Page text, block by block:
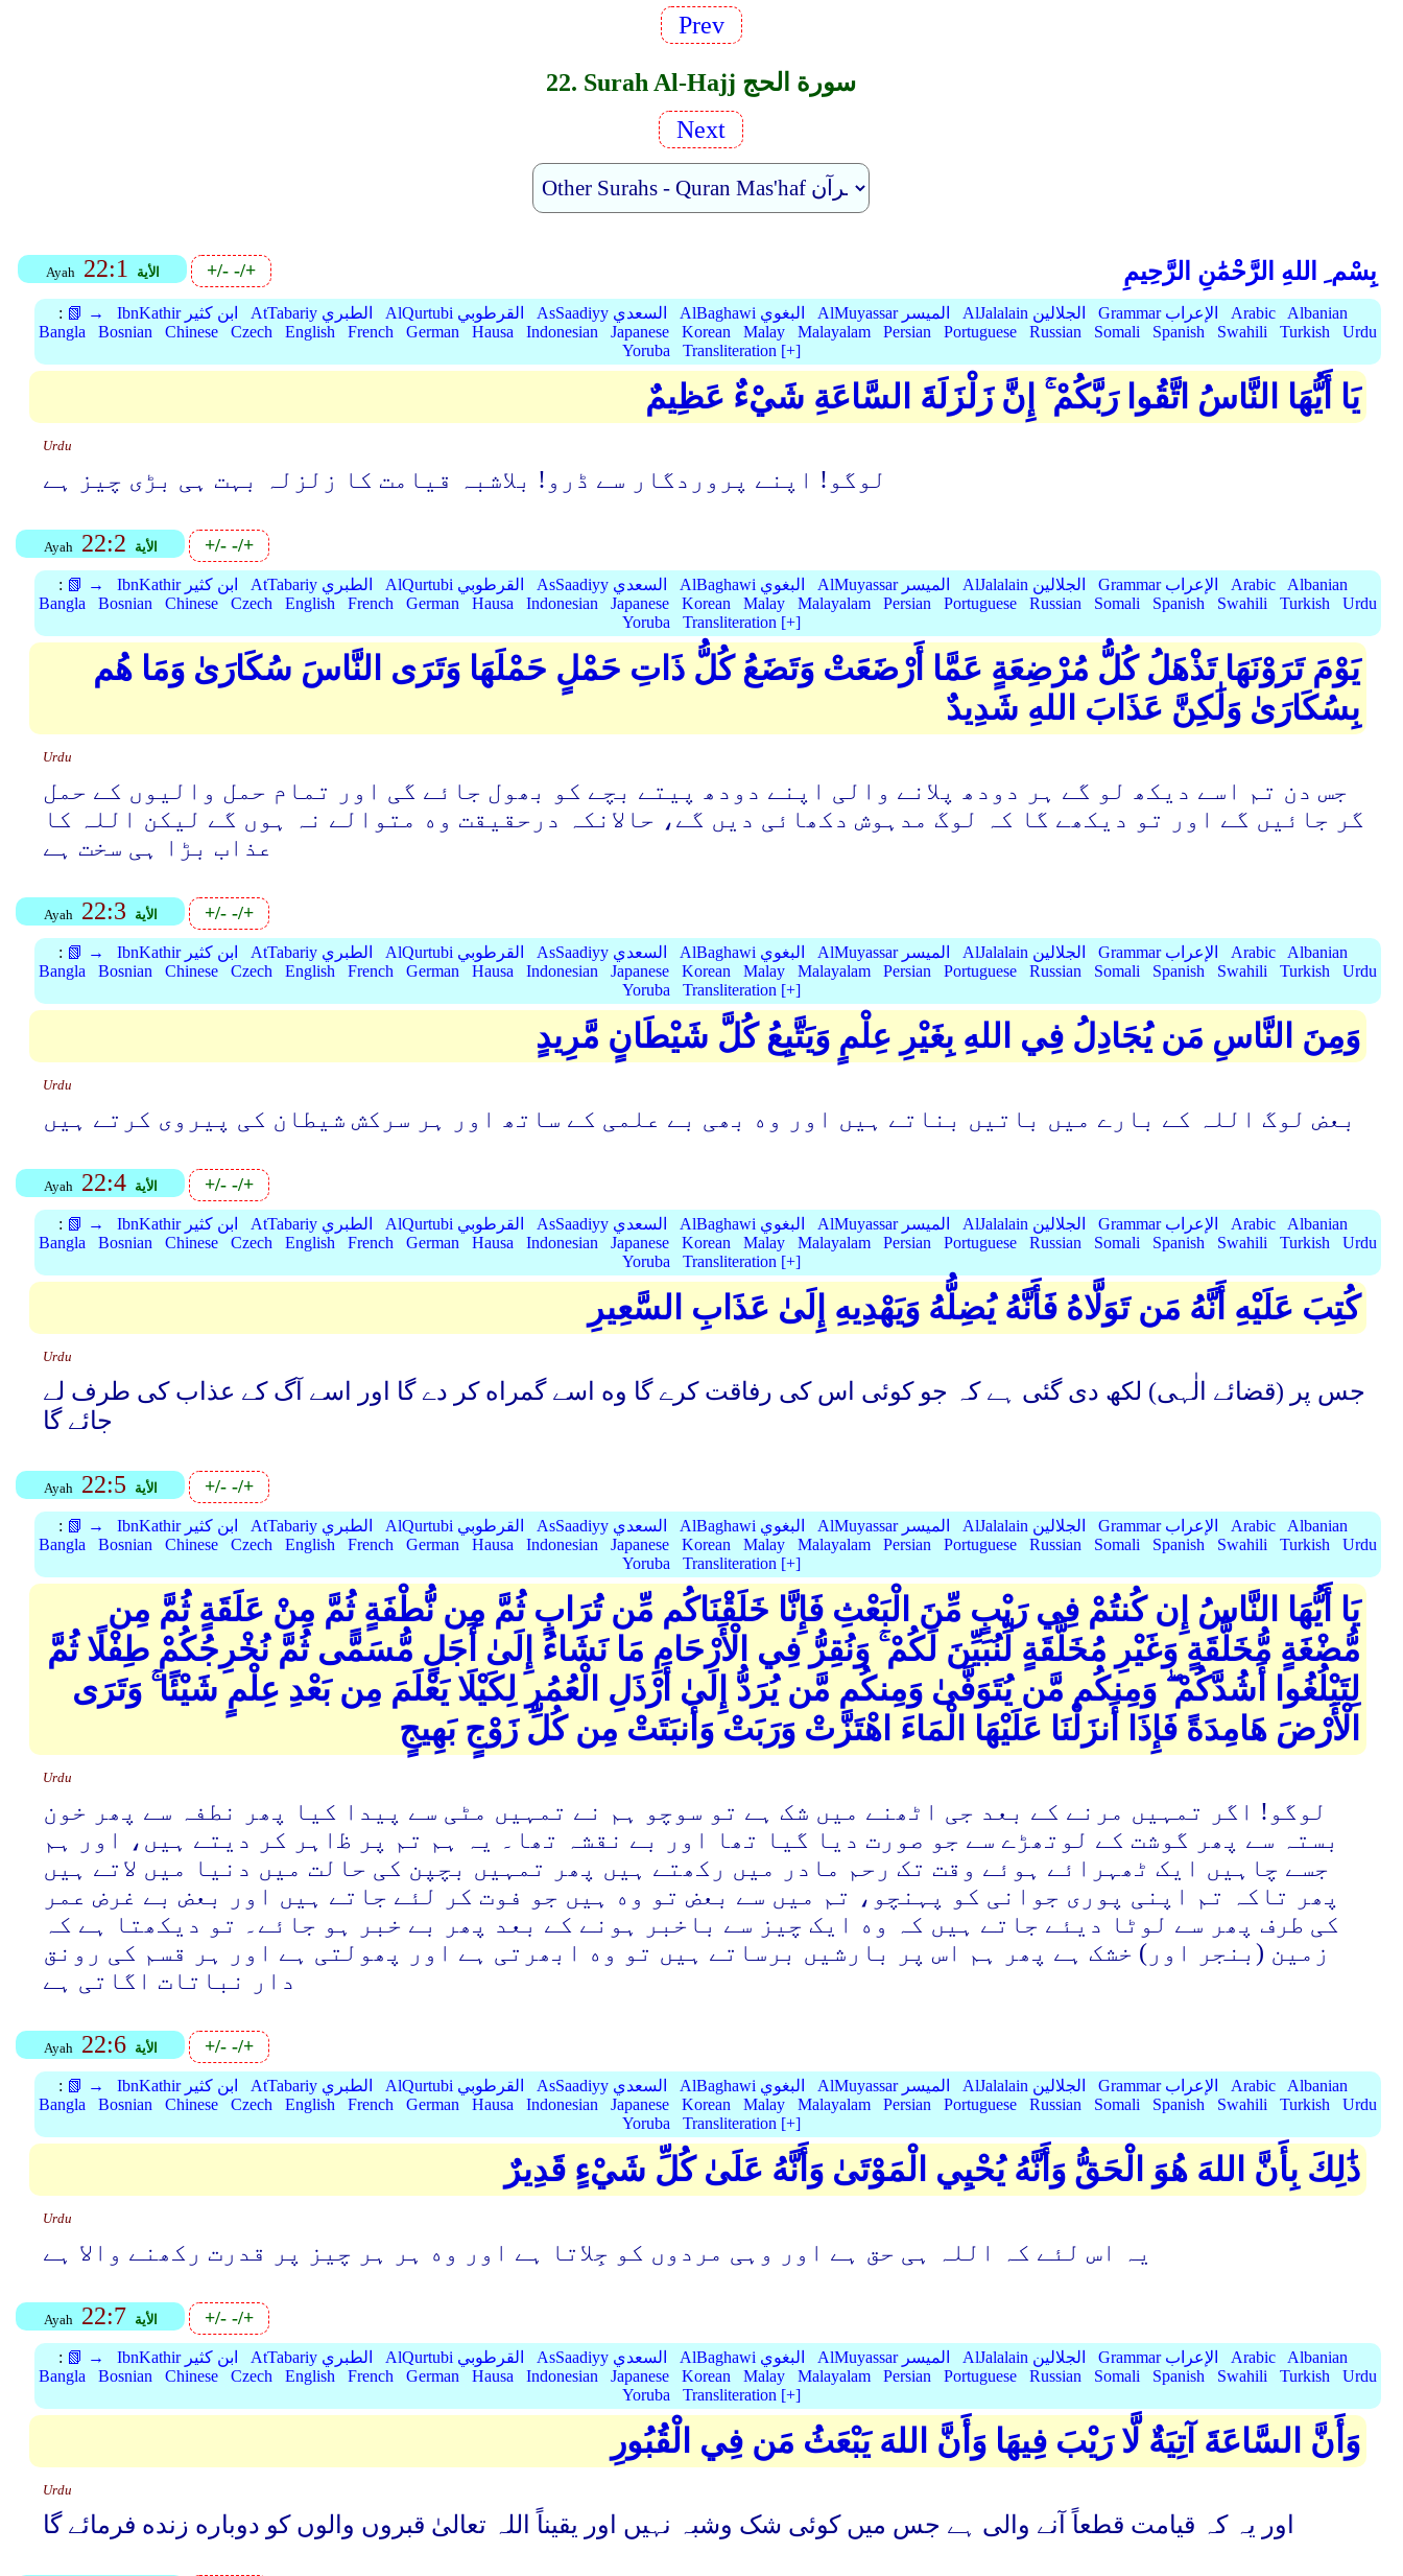
Prev
22. Surah Al-Hajj سورة الحج
Next
Ayah 22:1 الأية +/--/+ بِسْم ِ اللهِ الرَّحْمَٰنِ الرَّحِيمِ
: 📗 → IbnKathir ابن كثير AtTabariy الطبري AlQurtubi القرطوبي AsSaadiyy السعدي AlBaghawi البغوي AlMuyassar الميسر AlJalalain الجلالين Grammar الإعراب Arabic
Albanian
Bangla
Bosnian Chinese Czech English French German Hausa Indonesian Japanese Korean Malay Malayalam Persian Portuguese Russian Somali Spanish Swahili Turkish
Urdu
Yoruba
Transliteration [+]
يَا أَيُّهَا النَّاسُ اتَّقُوا رَبَّكُمْ ۚ إِنَّ زَلْزَلَةَ السَّاعَةِ شَيْءٌ عَظِيمٌ
Urdu
لوگو! اپنے پروردگار سے ڈرو! بلاشبہ قیامت کا زلزلہ بہت ہی بڑی چیز ہے
Ayah 22:2 الأية +/--/+
: 📗 → IbnKathir ابن كثير AtTabariy الطبري AlQurtubi القرطوبي AsSaadiyy السعدي AlBaghawi البغوي AlMuyassar الميسر AlJalalain الجلالين Grammar الإعراب Arabic
Albanian
Bangla
Bosnian Chinese Czech English French German Hausa Indonesian Japanese Korean Malay Malayalam Persian Portuguese Russian Somali Spanish Swahili Turkish
Urdu
Yoruba
Transliteration [+]
يَوْمَ تَرَوْنَهَا تَذْهَلُ كُلُّ مُرْضِعَةٍ عَمَّا أَرْضَعَتْ وَتَضَعُ كُلُّ ذَاتِ حَمْلٍ حَمْلَهَا وَتَرَى النَّاسَ سُكَارَىٰ وَمَا هُم
بِسُكَارَىٰ وَلَٰكِنَّ عَذَابَ اللهِ شَدِيدٌ
Urdu
جس دن تم اسے دیکھ لو گے ہر دودھ پلانے والی اپنے دودھ پیتے بچے کو بھول جائے گی اور تمام حمل والیوں کے حمل
گر جائیں گے اور تو دیکھے گا کہ لوگ مدہوش دکھائی دیں گے، حاﻻنکہ درحقیقت وه متوالے نہ ہوں گے لیکن اللہ کا
عذاب بڑا ہی سخت ہے
Ayah 22:3 الأية +/--/+
: 📗 → IbnKathir ابن كثير AtTabariy الطبري AlQurtubi القرطوبي AsSaadiyy السعدي AlBaghawi البغوي AlMuyassar الميسر AlJalalain الجلالين Grammar الإعراب Arabic
Albanian
Bangla
Bosnian Chinese Czech English French German Hausa Indonesian Japanese Korean Malay Malayalam Persian Portuguese Russian Somali Spanish Swahili Turkish
Urdu
Yoruba
Transliteration [+]
وَمِنَ النَّاسِ مَن يُجَادِلُ فِي اللهِ بِغَيْرِ عِلْمٍ وَيَتَّبِعُ كُلَّ شَيْطَانٍ مَّرِيدٍ
Urdu
بعض لوگ اللہ کے بارے میں باتیں بناتے ہیں اور وه بھی بے علمی کے ساتھ اور ہر سرکش شیطان کی پیروی کرتے ہیں
Ayah 22:4 الأية +/--/+
: 📗 → IbnKathir ابن كثير AtTabariy الطبري AlQurtubi القرطوبي AsSaadiyy السعدي AlBaghawi البغوي AlMuyassar الميسر AlJalalain الجلالين Grammar الإعراب Arabic
Albanian
Bangla
Bosnian Chinese Czech English French German Hausa Indonesian Japanese Korean Malay Malayalam Persian Portuguese Russian Somali Spanish Swahili Turkish
Urdu
Yoruba
Transliteration [+]
كُتِبَ عَلَيْهِ أَنَّهُ مَن تَوَلَّاهُ فَأَنَّهُ يُضِلُّهُ وَيَهْدِيهِ إِلَىٰ عَذَابِ السَّعِيرِ
Urdu
جس پر (قضائے الٰہی) لکھ دی گئی ہے کہ جو کوئی اس کی رفاقت کرے گا وه اسے گمراه کر دے گا اور اسے آگ کے عذاب کی طرف لے
جائے گا
Ayah 22:5 الأية +/--/+
: 📗 → IbnKathir ابن كثير AtTabariy الطبري AlQurtubi القرطوبي AsSaadiyy السعدي AlBaghawi البغوي AlMuyassar الميسر AlJalalain الجلالين Grammar الإعراب Arabic
Albanian
Bangla
Bosnian Chinese Czech English French German Hausa Indonesian Japanese Korean Malay Malayalam Persian Portuguese Russian Somali Spanish Swahili Turkish
Urdu
Yoruba
Transliteration [+]
يَا أَيُّهَا النَّاسُ إِن كُنتُمْ فِي رَيْبٍ مِّنَ الْبَعْثِ فَإِنَّا خَلَقْنَاكُم مِّن تُرَابٍ ثُمَّ مِن نُّطْفَةٍ ثُمَّ مِنْ عَلَقَةٍ ثُمَّ مِن
مُّضْغَةٍ مُّخَلَّقَةٍ وَغَيْرِ مُخَلَّقَةٍ لِّنُبَيِّنَ لَكُمْ ۚ وَنُقِرُّ فِي الْأَرْحَامِ مَا نَشَاءُ إِلَىٰ أَجَلٍ مُّسَمًّى ثُمَّ نُخْرِجُكُمْ طِفْلًا ثُمَّ
لِتَبْلُغُوا أَشُدَّكُمْ ۖ وَمِنكُم مَّن يُتَوَفَّىٰ وَمِنكُم مَّن يُرَدُّ إِلَىٰ أَرْذَلِ الْعُمُرِ لِكَيْلَا يَعْلَمَ مِن بَعْدِ عِلْمٍ شَيْئًا ۚ وَتَرَى
الْأَرْضَ هَامِدَةً فَإِذَا أَنزَلْنَا عَلَيْهَا الْمَاءَ اهْتَزَّتْ وَرَبَتْ وَأَنبَتَتْ مِن كُلِّ زَوْجٍ بَهِيجٍ
Urdu
لوگو! اگر تمہیں مرنے کے بعد جی اٹھنے میں شک ہے تو سوچو ہم نے تمہیں مٹی سے پیدا کیا پھر نطفہ سے پھر خون
بستہ سے پھر گوشت کے لوتھڑے سے جو صورت دیا گیا تھا اور بے نقشہ تھا۔ یہ ہم تم پر ﻇاہر کر دیتے ہیں، اور ہم
جسے چاہیں ایک ٹھہرائے ہوئے وقت تک رحم مادر میں رکھتے ہیں پھر تمہیں بچپن کی حالت میں دنیا میں ﻻتے ہیں
پھر تاکہ تم اپنی پوری جوانی کو پہنچو، تم میں سے بعض تو وه ہیں جو فوت کر لئے جاتے ہیں اور بعض بے غرض عمر
کی طرف پھر سے لوٹا دیئے جاتے ہیں کہ وه ایک چیز سے باخبر ہونے کے بعد پھر بے خبر ہو جائے۔ تو دیکھتا ہے کہ
زمین (بنجر اور) خشک ہے پھر ہم اس پر بارشیں برساتے ہیں تو وه ابھرتی ہے اور پھولتی ہے اور ہر قسم کی رونق
دار نباتات اگاتی ہے
Ayah 22:6 الأية +/--/+
: 📗 → IbnKathir ابن كثير AtTabariy الطبري AlQurtubi القرطوبي AsSaadiyy السعدي AlBaghawi البغوي AlMuyassar الميسر AlJalalain الجلالين Grammar الإعراب Arabic
Albanian
Bangla
Bosnian Chinese Czech English French German Hausa Indonesian Japanese Korean Malay Malayalam Persian Portuguese Russian Somali Spanish Swahili Turkish
Urdu
Yoruba
Transliteration [+]
ذَٰلِكَ بِأَنَّ اللهَ هُوَ الْحَقُّ وَأَنَّهُ يُحْيِي الْمَوْتَىٰ وَأَنَّهُ عَلَىٰ كُلِّ شَيْءٍ قَدِيرٌ
Urdu
یہ اس لئے کہ اللہ ہی حق ہے اور وہی مردوں کو جِلاتا ہے اور وه ہر ہر چیز پر قدرت رکھنے واﻻ ہے
Ayah 22:7 الأية +/--/+
: 📗 → IbnKathir ابن كثير AtTabariy الطبري AlQurtubi القرطوبي AsSaadiyy السعدي AlBaghawi البغوي AlMuyassar الميسر AlJalalain الجلالين Grammar الإعراب Arabic
Albanian
Bangla
Bosnian Chinese Czech English French German Hausa Indonesian Japanese Korean Malay Malayalam Persian Portuguese Russian Somali Spanish Swahili Turkish
Urdu
Yoruba
Transliteration [+]
وَأَنَّ السَّاعَةَ آتِيَةٌ لَّا رَيْبَ فِيهَا وَأَنَّ اللهَ يَبْعَثُ مَن فِي الْقُبُورِ
Urdu
اور یہ کہ قیامت قطعاً آنے والی ہے جس میں کوئی شک وشبہ نہیں اور یقیناً اللہ تعالیٰ قبروں والوں کو دوباره زنده فرمائے گا